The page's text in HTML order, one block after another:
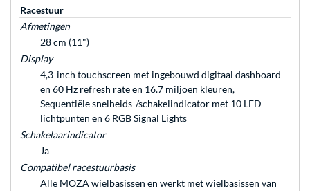
Racestuur
Afmetingen
28 cm (11")
Display
4,3-inch touchscreen met ingebouwd digitaal dashboard
en 60 Hz refresh rate en 16.7 miljoen kleuren,
Sequentiële snelheids-/schakelindicator met 10 LED-
lichtpunten en 6 RGB Signal Lights
Schakelaarindicator
Ja
Compatibel racestuurbasis
Alle MOZA wielbasissen en werkt met wielbasissen van